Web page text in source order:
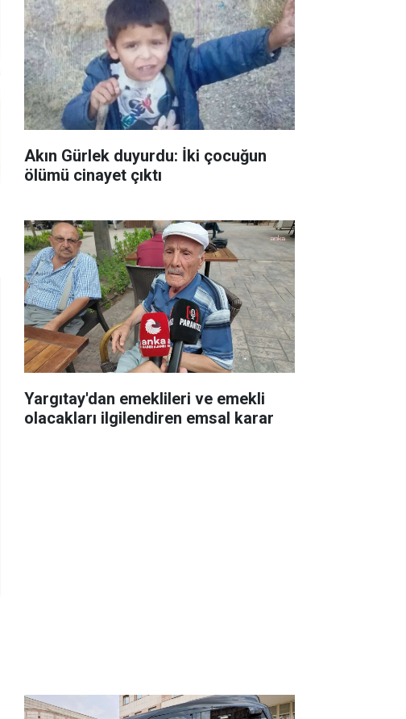
Akın Gürlek duyurdu: İki çocuğun
ölümü cinayet çıktı
Yargıtay'dan emeklileri ve emekli
olacakları ilgilendiren emsal karar